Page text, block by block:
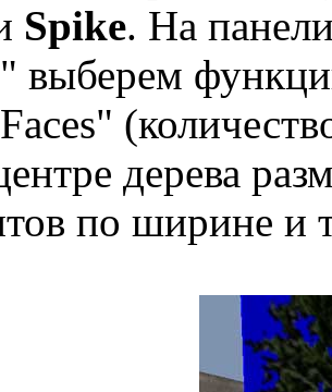
Spike. На
выберем
дерева
по ширине и